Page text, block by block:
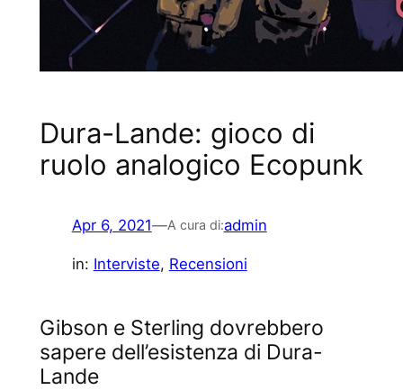
Dura-Lande: gioco di
ruolo analogico Ecopunk
Apr 6, 2021—A cura di:admin
in: Interviste, Recensioni
Gibson e Sterling dovrebbero
sapere dell’esistenza di Dura-
Lande